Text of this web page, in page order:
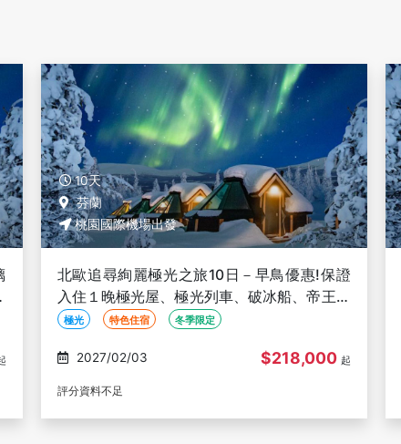
10天
芬蘭
桃園國際機場出發
北歐追尋絢麗極光之旅10日－早鳥優惠!保證
入住2晚極光屋、極光列車、破冰船、帝王蟹
狩獵【新北歐假期】
極光 特色住宿 冬季限定
2027/02/11 $208,000 起
評分資料不足